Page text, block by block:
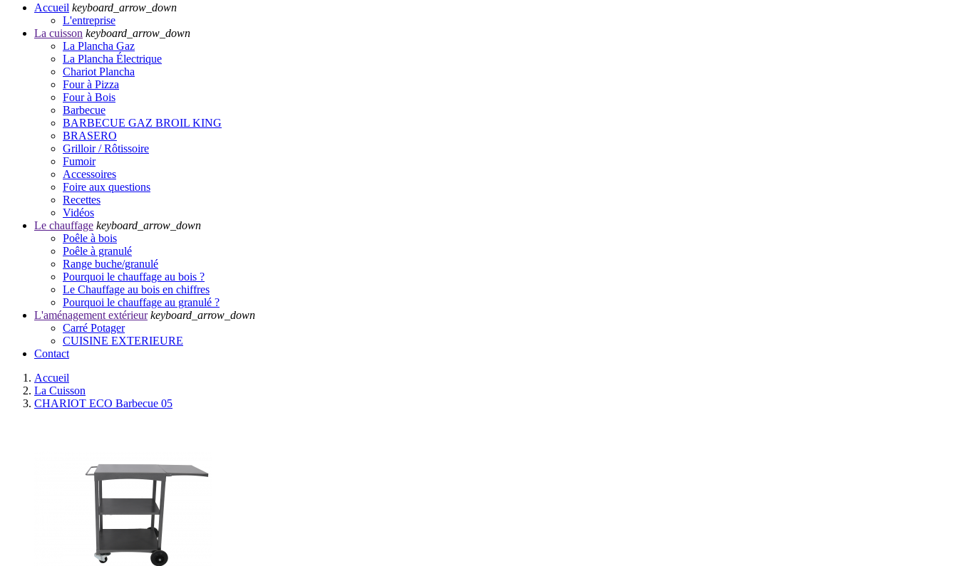
Accueil keyboard_arrow_down
L'entreprise
La cuisson keyboard_arrow_down
La Plancha Gaz
La Plancha Électrique
Chariot Plancha
Four à Pizza
Four à Bois
Barbecue
BARBECUE GAZ BROIL KING
BRASERO
Grilloir / Rôtissoire
Fumoir
Accessoires
Foire aux questions
Recettes
Vidéos
Le chauffage keyboard_arrow_down
Poêle à bois
Poêle à granulé
Range buche/granulé
Pourquoi le chauffage au bois ?
Le Chauffage au bois en chiffres
Pourquoi le chauffage au granulé ?
L'aménagement extérieur keyboard_arrow_down
Carré Potager
CUISINE EXTERIEURE
Contact
Accueil
La Cuisson
CHARIOT ECO Barbecue 05